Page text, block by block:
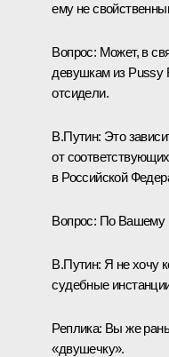
ему не
Вопрос: Может, в
девушкам из Pussy
отсидели.
В.Путин: Это
от
в Российской
Вопрос: По Вашему
В.Путин: Я не хочу
судебные
Реплика: Вы же
«двушечку».